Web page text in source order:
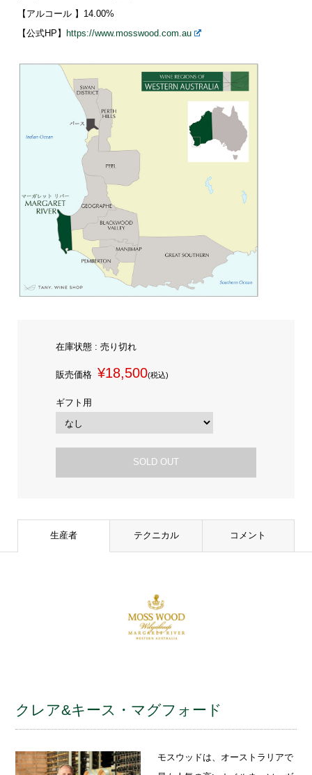
【アルコール 】14.00%
【公式HP】 https://www.mosswood.com.au
在庫状態 : 売り切れ
販売価格 ¥18,500(税込)
ギフト用
SOLD OUT
生産者 テクニカル コメント
クレア&キース・マグフォード
モスウッドは、オーストラリアで